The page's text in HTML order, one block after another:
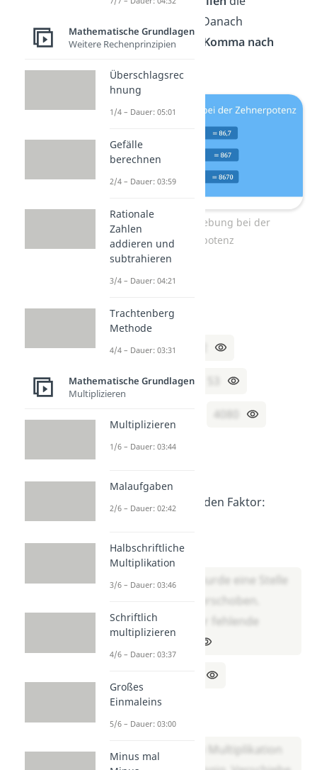
Zehnerpotenz hat. Danach
verschiebst du das
Komma nach
Kommaverschiebung bei der
Zehnerpotenz
Aufgabe 1
Berechne selbst:
7,2 · 10 = ___
0,53 · 100 = ___
4080
Ergänze den fehlenden Faktor:
Lösung:
Das Komma wurde eine Stelle
nach rechts verschoben.
Deshalb ist der fehlende
Faktor 10 →
___ · 10 = 6,3
Lösung:
Du machst die Multiplikation
Mathematische Grundlagen
Weitere Rechenprinzipien
Überschlagsrec
hnung
1/4 – Dauer: 05:01
Gefälle
berechnen
2/4 – Dauer: 03:59
Rationale
Zahlen
addieren und
subtrahieren
3/4 – Dauer: 04:21
Trachtenberg
Methode
4/4 – Dauer: 03:31
Mathematische Grundlagen
Multiplizieren
Multiplizieren
1/6 – Dauer: 03:44
Malaufgaben
2/6 – Dauer: 02:42
Halbschriftliche
Multiplikation
3/6 – Dauer: 03:46
Schriftlich
multiplizieren
4/6 – Dauer: 03:37
Großes
Einmaleins
5/6 – Dauer: 03:00
Minus mal